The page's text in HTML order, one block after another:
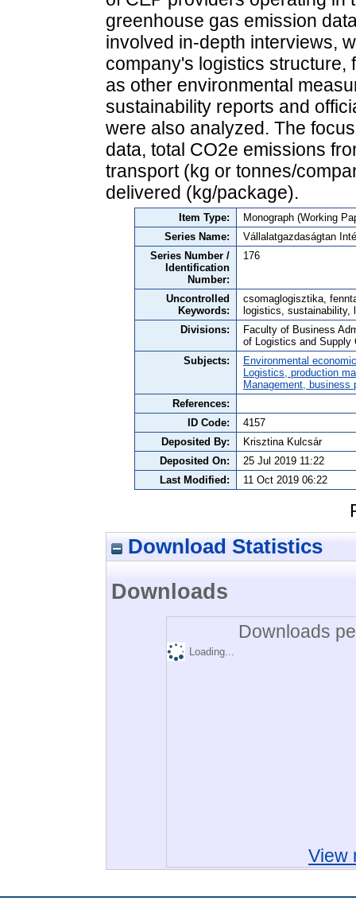
greenhouse gas emission
involved in-depth interviews,
company's logistics structure,
as other environmental
sustainability reports and
were also analyzed. The
data, total CO2e emissions
transport (kg or tonnes/
delivered (kg/package).
Item Type:
Monograph (Working
Series Name:
Vállalatgazdaságtan
Series Number /
Identification
Number:
176
Uncontrolled
Keywords:
csomaglogisztika,
logistics, sustainability,
Divisions:
Faculty of Business
of Logistics and Supply
Subjects:
Environmental
Logistics, production
Management,
References:
ID Code:
4157
Deposited By:
Krisztina Kulcsár
Deposited On:
25 Jul 2019 11:22
Last Modified:
11 Oct 2019 06:22
Download Statistics
Downloads
Downloads
Loading...
View